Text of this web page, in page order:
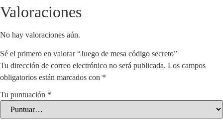
Valoraciones
No hay valoraciones aún.
Sé el primero en valorar “Juego de mesa código secreto”
Tu dirección de correo electrónico no será publicada. Los campos
obligatorios están marcados con *
Tu puntuación *